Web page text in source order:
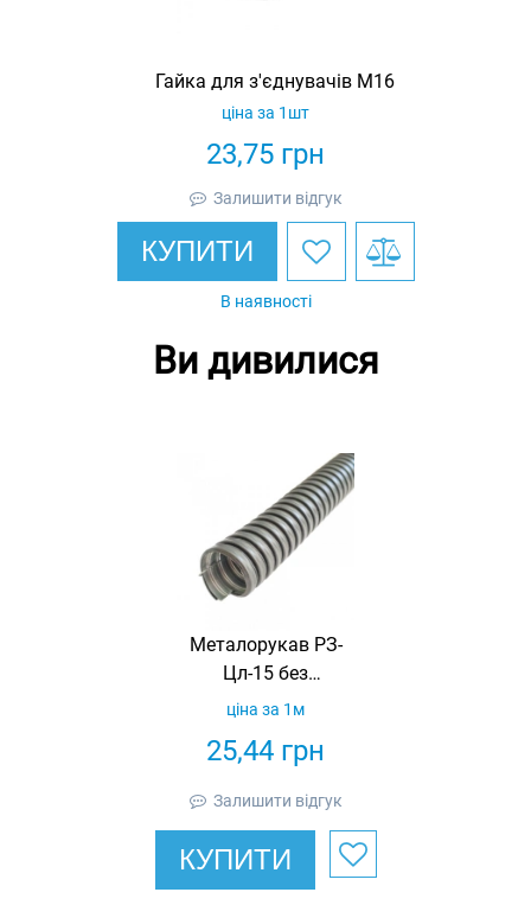
Гайка для з'єднувачів M16
23,75 грн
ціна за 1шт
Залишити відгук
КУПИТИ
В наявності
Ви дивилися
Металорукав РЗ-
Цл-15 без
ущільнення LIGHT
(бухта 50м)
25,44 грн
ціна за 1м
Залишити відгук
КУПИТИ